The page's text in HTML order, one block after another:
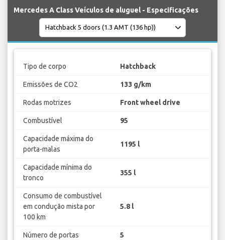
Mercedes A Class Veículos de aluguel - Especificações
Tipo de corpo Hatchback
Emissões de CO2 133 g/km
Rodas motrizes Front wheel drive
Combustível 95
Capacidade máxima do
porta-malas
1195 l
Capacidade mínima do
tronco
355 l
Consumo de combustível
em condução mista por
100 km
5.8 l
Número de portas 5